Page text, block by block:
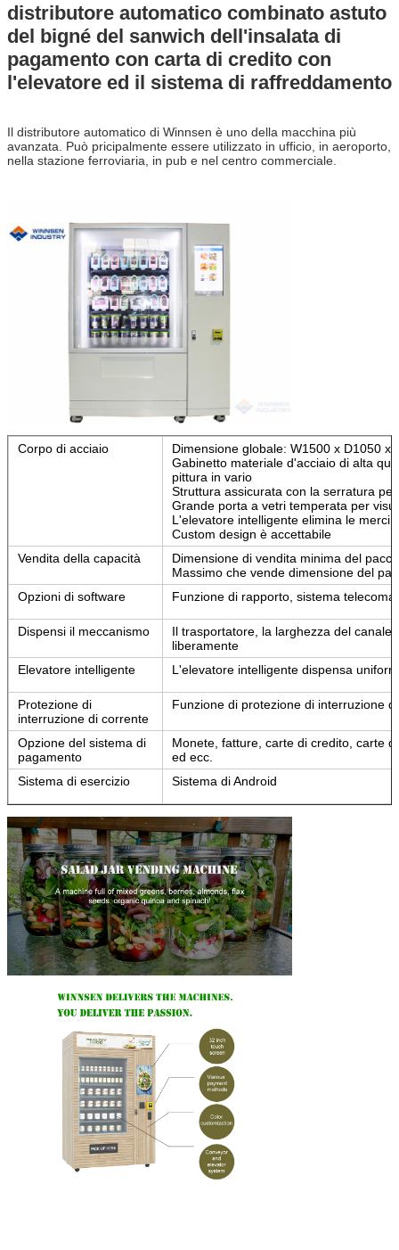
distributore automatico combinato astuto
del bigné del sanwich dell'insalata di
pagamento con carta di credito con
l'elevatore ed il sistema di raffreddamento
Il distributore automatico di Winnsen è uno della macchina più
avanzata. Può pricipalmente essere utilizzato in ufficio, in aeroporto,
nella stazione ferroviaria, in pub e nel centro commerciale.
Corpo di acciaio
Dimensione globale: W1500 x D1050 x
Gabinetto materiale d'acciaio di alta
pittura in vario
Struttura assicurata con la serratura
Grande porta a vetri temperata per
L'elevatore intelligente elimina le merci
Custom design è accettabile
Vendita della capacità
Dimensione di vendita minima del
Massimo che vende dimensione del
Opzioni di software
Funzione di rapporto, sistema
Dispensi il meccanismo
Il trasportatore, la larghezza del
liberamente
Elevatore intelligente
L'elevatore intelligente dispensa
Protezione di
interruzione di corrente
Funzione di protezione di interruzione
Opzione del sistema di
pagamento
Monete, fatture, carte di credito, carte
ed ecc.
Sistema di esercizio
Sistema di Android